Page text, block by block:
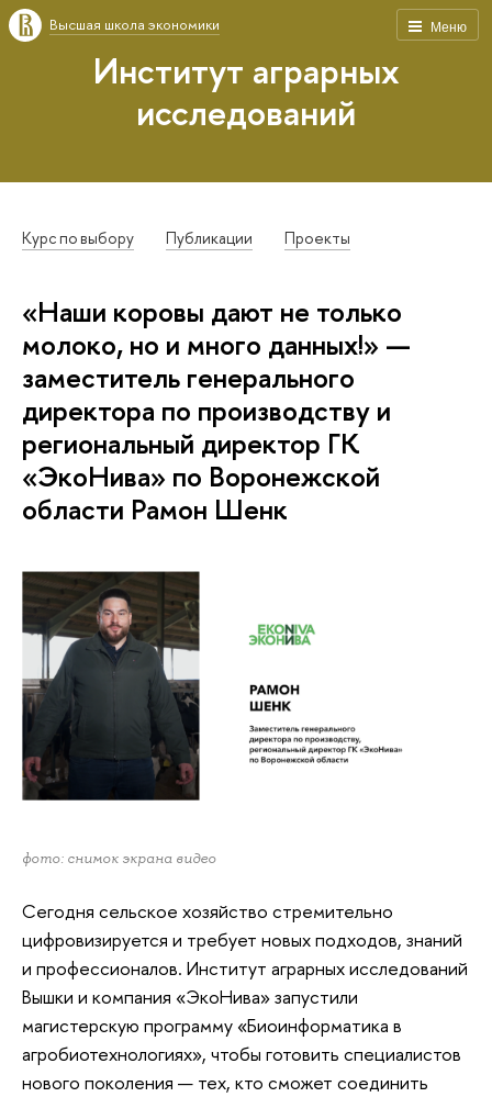
Меню
Высшая школа экономики
Институт аграрных
исследований
Курс по выбору Публикации Проекты
«Наши коровы дают не только
молоко, но и много данных!» —
заместитель генерального
директора по производству и
региональный директор ГК
«ЭкоНива» по Воронежской
области Рамон Шенк
фото: снимок экрана видео
Сегодня сельское хозяйство стремительно
цифровизируется и требует новых подходов, знаний
и профессионалов. Институт аграрных исследований
Вышки и компания «ЭкоНива» запустили
магистерскую программу «Биоинформатика в
агробиотехнологиях», чтобы готовить специалистов
нового поколения — тех, кто сможет соединить